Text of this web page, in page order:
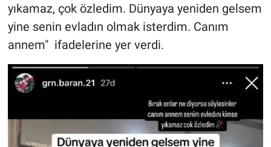
yıkamaz, çok özledim. Dünyaya yeniden gelsem
yine senin evladın olmak isterdim. Canım
annem" ifadelerine yer verdi.
Sağlık
Spor
Teknoloji
Türkiye'nin Gündemi